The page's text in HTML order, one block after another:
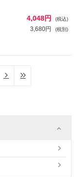
4,048円 (税込)
3,680円 (税別)